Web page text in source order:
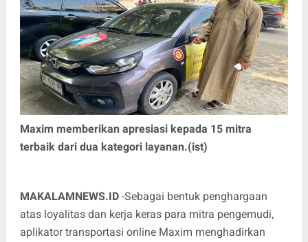
Maxim memberikan apresiasi kepada 15 mitra
terbaik dari dua kategori layanan.(ist)
MAKALAMNEWS.ID-Sebagai bentuk penghargaan
atas loyalitas dan kerja keras para mitra pengemudi,
aplikator transportasi online Maxim menghadirkan